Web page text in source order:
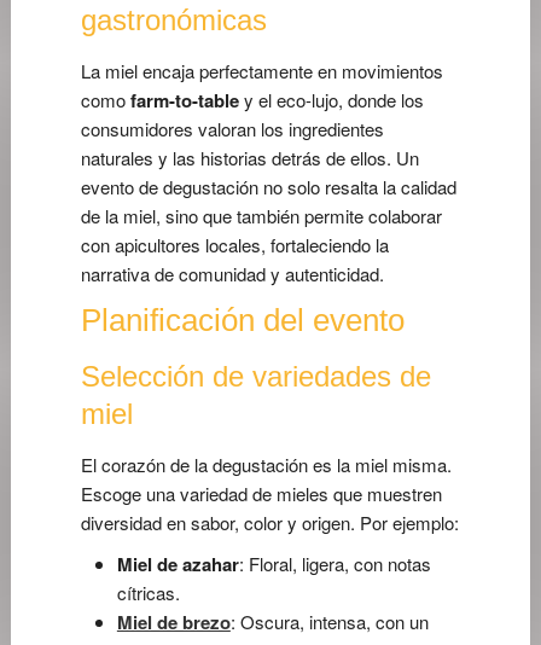
gastronómicas
La miel encaja perfectamente en movimientos
comofarm-to-tabley el eco-lujo, donde los
consumidores valoran los ingredientes
naturales y las historias detrás de ellos. Un
evento de degustación no solo resalta la calidad
de la miel, sino que también permite colaborar
con apicultores locales, fortaleciendo la
narrativa de comunidad y autenticidad.
Planificación del evento
Selección de variedades de
miel
El corazón de la degustación es la miel misma.
Escoge una variedad de mieles que muestren
diversidad en sabor, color y origen. Por ejemplo:
Miel de azahar: Floral, ligera, con notas
cítricas.
Miel de brezo: Oscura, intensa, con un